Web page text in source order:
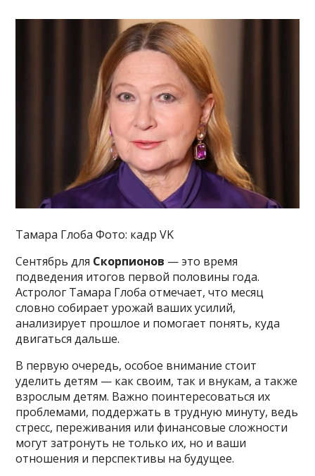
Тамара Глоба Фото: кадр VK
Сентябрь для Скорпионов — это время
подведения итогов первой половины года.
Астролог Тамара Глоба отмечает, что месяц
словно собирает урожай ваших усилий,
анализирует прошлое и помогает понять, куда
двигаться дальше.
В первую очередь, особое внимание стоит
уделить детям — как своим, так и внукам, а также
взрослым детям. Важно поинтересоваться их
проблемами, поддержать в трудную минуту, ведь
стресс, переживания или финансовые сложности
могут затронуть не только их, но и ваши
отношения и перспективы на будущее.